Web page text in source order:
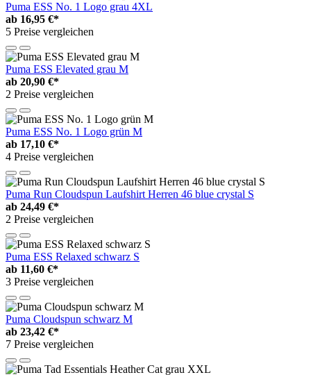
Puma ESS No. 1 Logo grau 4XL
ab 16,95 €*
5 Preise vergleichen
Puma ESS Elevated grau M
ab 20,90 €*
2 Preise vergleichen
Puma ESS No. 1 Logo grün M
ab 17,10 €*
4 Preise vergleichen
Puma Run Cloudspun Laufshirt Herren 46 blue crystal S
ab 24,49 €*
2 Preise vergleichen
Puma ESS Relaxed schwarz S
ab 11,60 €*
3 Preise vergleichen
Puma Cloudspun schwarz M
ab 23,42 €*
7 Preise vergleichen